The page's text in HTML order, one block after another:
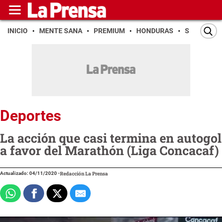
INICIO MENTE SANA PREMIUM HONDURAS SAN PEDRO
Deportes
La acción que casi termina en autogol
a favor del Marathón (Liga Concacaf)
Actualizado: 04/11/2020-Redacción La Prensa